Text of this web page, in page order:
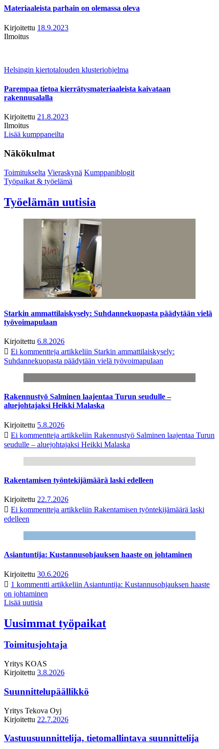
Materiaaleista parhain on olemassa oleva
Kirjoitettu 18.9.2023
Ilmoitus
Helsingin kiertotalouden klusteriohjelma
Parempaa tietoa kierrätysmateriaaleista kaivataan
rakennusalalla
Kirjoitettu 21.8.2023
Ilmoitus
Lisää kumppaneilta
Näkökulmat
Toimitukselta Vieraskynä Kumppaniblogit
Työpaikat & työelämä
Työelämän uutisia
Starkin ammattilaiskysely: Suhdannekuopasta päädytään vielä
työvoimapulaan
Kirjoitettu 6.8.2026
Ei kommentteja artikkeliin Starkin ammattilaiskysely:
Suhdannekuopasta päädytään vielä työvoimapulaan
Rakennustyö Salminen laajentaa Turun seudulle –
aluejohtajaksi Heikki Malaska
Kirjoitettu 5.8.2026
Ei kommentteja artikkeliin Rakennustyö Salminen laajentaa Turun
seudulle – aluejohtajaksi Heikki Malaska
Rakentamisen työntekijämäärä laski edelleen
Kirjoitettu 22.7.2026
Ei kommentteja artikkeliin Rakentamisen työntekijämäärä laski
edelleen
Asiantuntija: Kustannusohjauksen haaste on johtaminen
Kirjoitettu 30.6.2026
1 kommentti artikkeliin Asiantuntija: Kustannusohjauksen haaste
on johtaminen
Lisää uutisia
Uusimmat työpaikat
Toimitusjohtaja
Yritys KOAS
Kirjoitettu 3.8.2026
Suunnittelupäällikkö
Yritys Tekova Oyj
Kirjoitettu 22.7.2026
Vastuusuunnittelija, tietomallintava suunnittelija